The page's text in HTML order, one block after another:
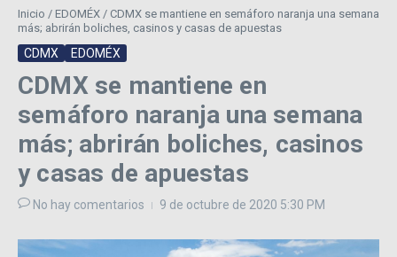
Inicio / EDOMÉX / CDMX se mantiene en semáforo naranja una semana
más; abrirán boliches, casinos y casas de apuestas
CDMX EDOMÉX
CDMX se mantiene en
semáforo naranja una semana
más; abrirán boliches, casinos
y casas de apuestas
No hay comentarios 9 de octubre de 2020 5:30 PM